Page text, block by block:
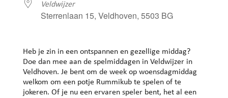
Veldwijzer
Sterrenlaan 15, Veldhoven, 5503 BG
Heb je zin in een ontspannen en gezellige middag?
Doe dan mee aan de spelmiddagen in Veldwijzer in
Veldhoven. Je bent om de week op woensdagmiddag
welkom om een potje Rummikub te spelen of te
jokeren. Of je nu een ervaren speler bent, het al een